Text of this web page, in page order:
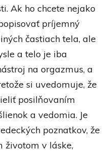
Ak ho chcete nejako
príjemný
častiach tela, ale
a telo je iba
na orgazmus, a
si uvedomuje, že
posilňovaním
a vedomia. Je
poznatkov, že
životom v láske,